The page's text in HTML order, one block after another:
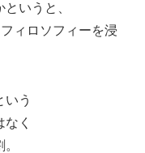
いうと、
ィロソフィーを浸
いう
く